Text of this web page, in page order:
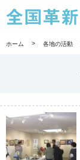
ホーム > 各地の活動